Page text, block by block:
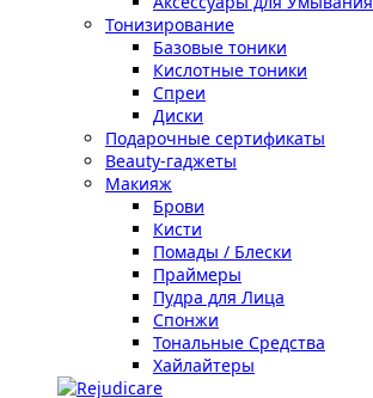
Тонизирование
Базовые тоники
Кислотные тоники
Спреи
Диски
Подарочные сертификаты
Beauty-гаджеты
Макияж
Брови
Кисти
Помады / Блески
Праймеры
Пудра для Лица
Спонжи
Тональные Средства
Хайлайтеры